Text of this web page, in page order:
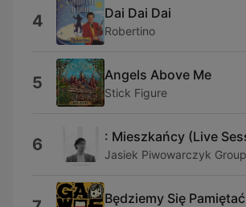
4 Dai Dai Dai
Robertino
5 Angels Above Me
Stick Figure
6 : Mieszkańcy (Live
Jasiek Piwowarczyk Group
Będziemy Się Pamiętać